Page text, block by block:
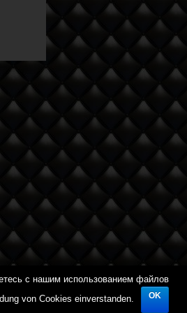
mit unserer Verwendung von
с нашим использованием файлов
von Cookies einverstanden. OK